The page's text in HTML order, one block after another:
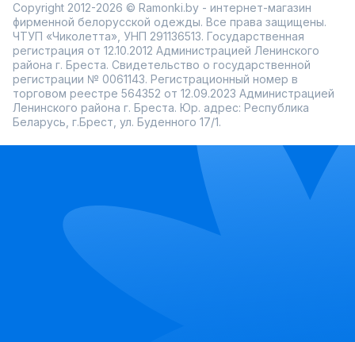
Copyright 2012-2026 © Ramonki.by - интернет-магазин
фирменной белорусской одежды. Все права защищены.
ЧТУП «Чиколетта», УНП 291136513. Государственная
регистрация от 12.10.2012 Администрацией Ленинского
района г. Бреста. Свидетельство о государственной
регистрации № 0061143. Регистрационный номер в
торговом реестре 564352 от 12.09.2023 Администрацией
Ленинского района г. Бреста. Юр. адрес: Республика
Беларусь, г.Брест, ул. Буденного 17/1.